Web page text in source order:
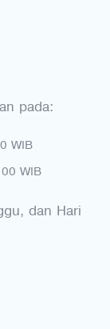
pada:
WIB
WIB
dan Hari